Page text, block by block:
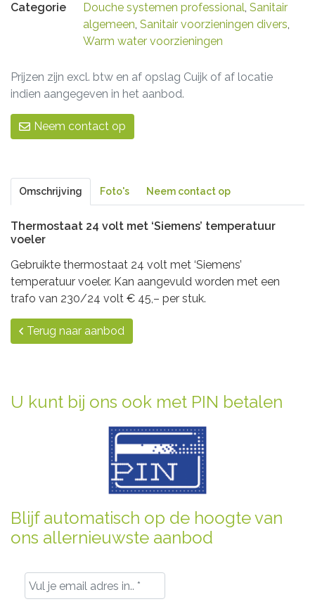
Categorie Douche systemen professional, Sanitair
algemeen, Sanitair voorzieningen divers,
Warm water voorzieningen
Prijzen zijn excl. btw en af opslag Cuijk of af locatie
indien aangegeven in het aanbod.
Neem contact op
Omschrijving Foto's Neem contact op
Thermostaat 24 volt met ‘Siemens’ temperatuur
voeler
Gebruikte thermostaat 24 volt met ‘Siemens’
temperatuur voeler. Kan aangevuld worden met een
trafo van 230/24 volt € 45,– per stuk.
Terug naar aanbod
U kunt bij ons ook met PIN betalen
Blijf automatisch op de hoogte van
ons allernieuwste aanbod